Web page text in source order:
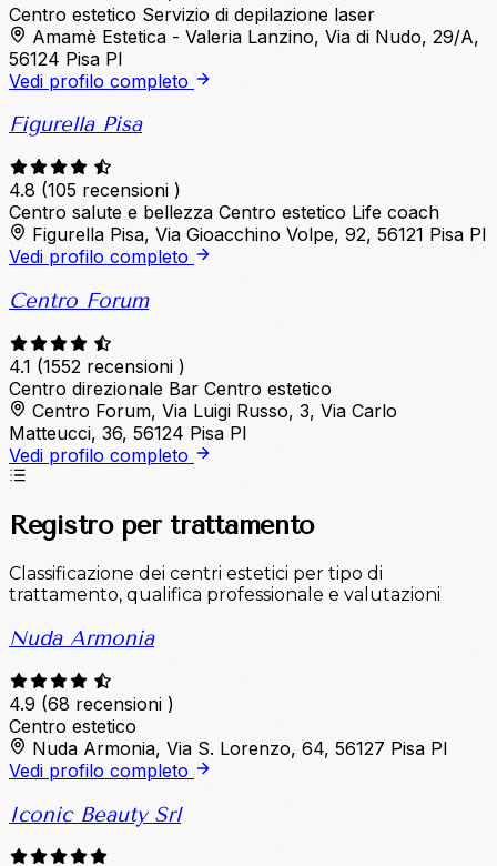
Centro estetico Servizio di depilazione laser
Amamè Estetica - Valeria Lanzino, Via di Nudo, 29/A,
56124 Pisa PI
Vedi profilo completo
Figurella Pisa
4.8 (105 recensioni )
Centro salute e bellezza Centro estetico Life coach
Figurella Pisa, Via Gioacchino Volpe, 92, 56121 Pisa PI
Vedi profilo completo
Centro Forum
4.1 (1552 recensioni )
Centro direzionale Bar Centro estetico
Centro Forum, Via Luigi Russo, 3, Via Carlo
Matteucci, 36, 56124 Pisa PI
Vedi profilo completo
Registro per trattamento
Classificazione dei centri estetici per tipo di
trattamento, qualifica professionale e valutazioni
Nuda Armonia
4.9 (68 recensioni )
Centro estetico
Nuda Armonia, Via S. Lorenzo, 64, 56127 Pisa PI
Vedi profilo completo
Iconic Beauty Srl